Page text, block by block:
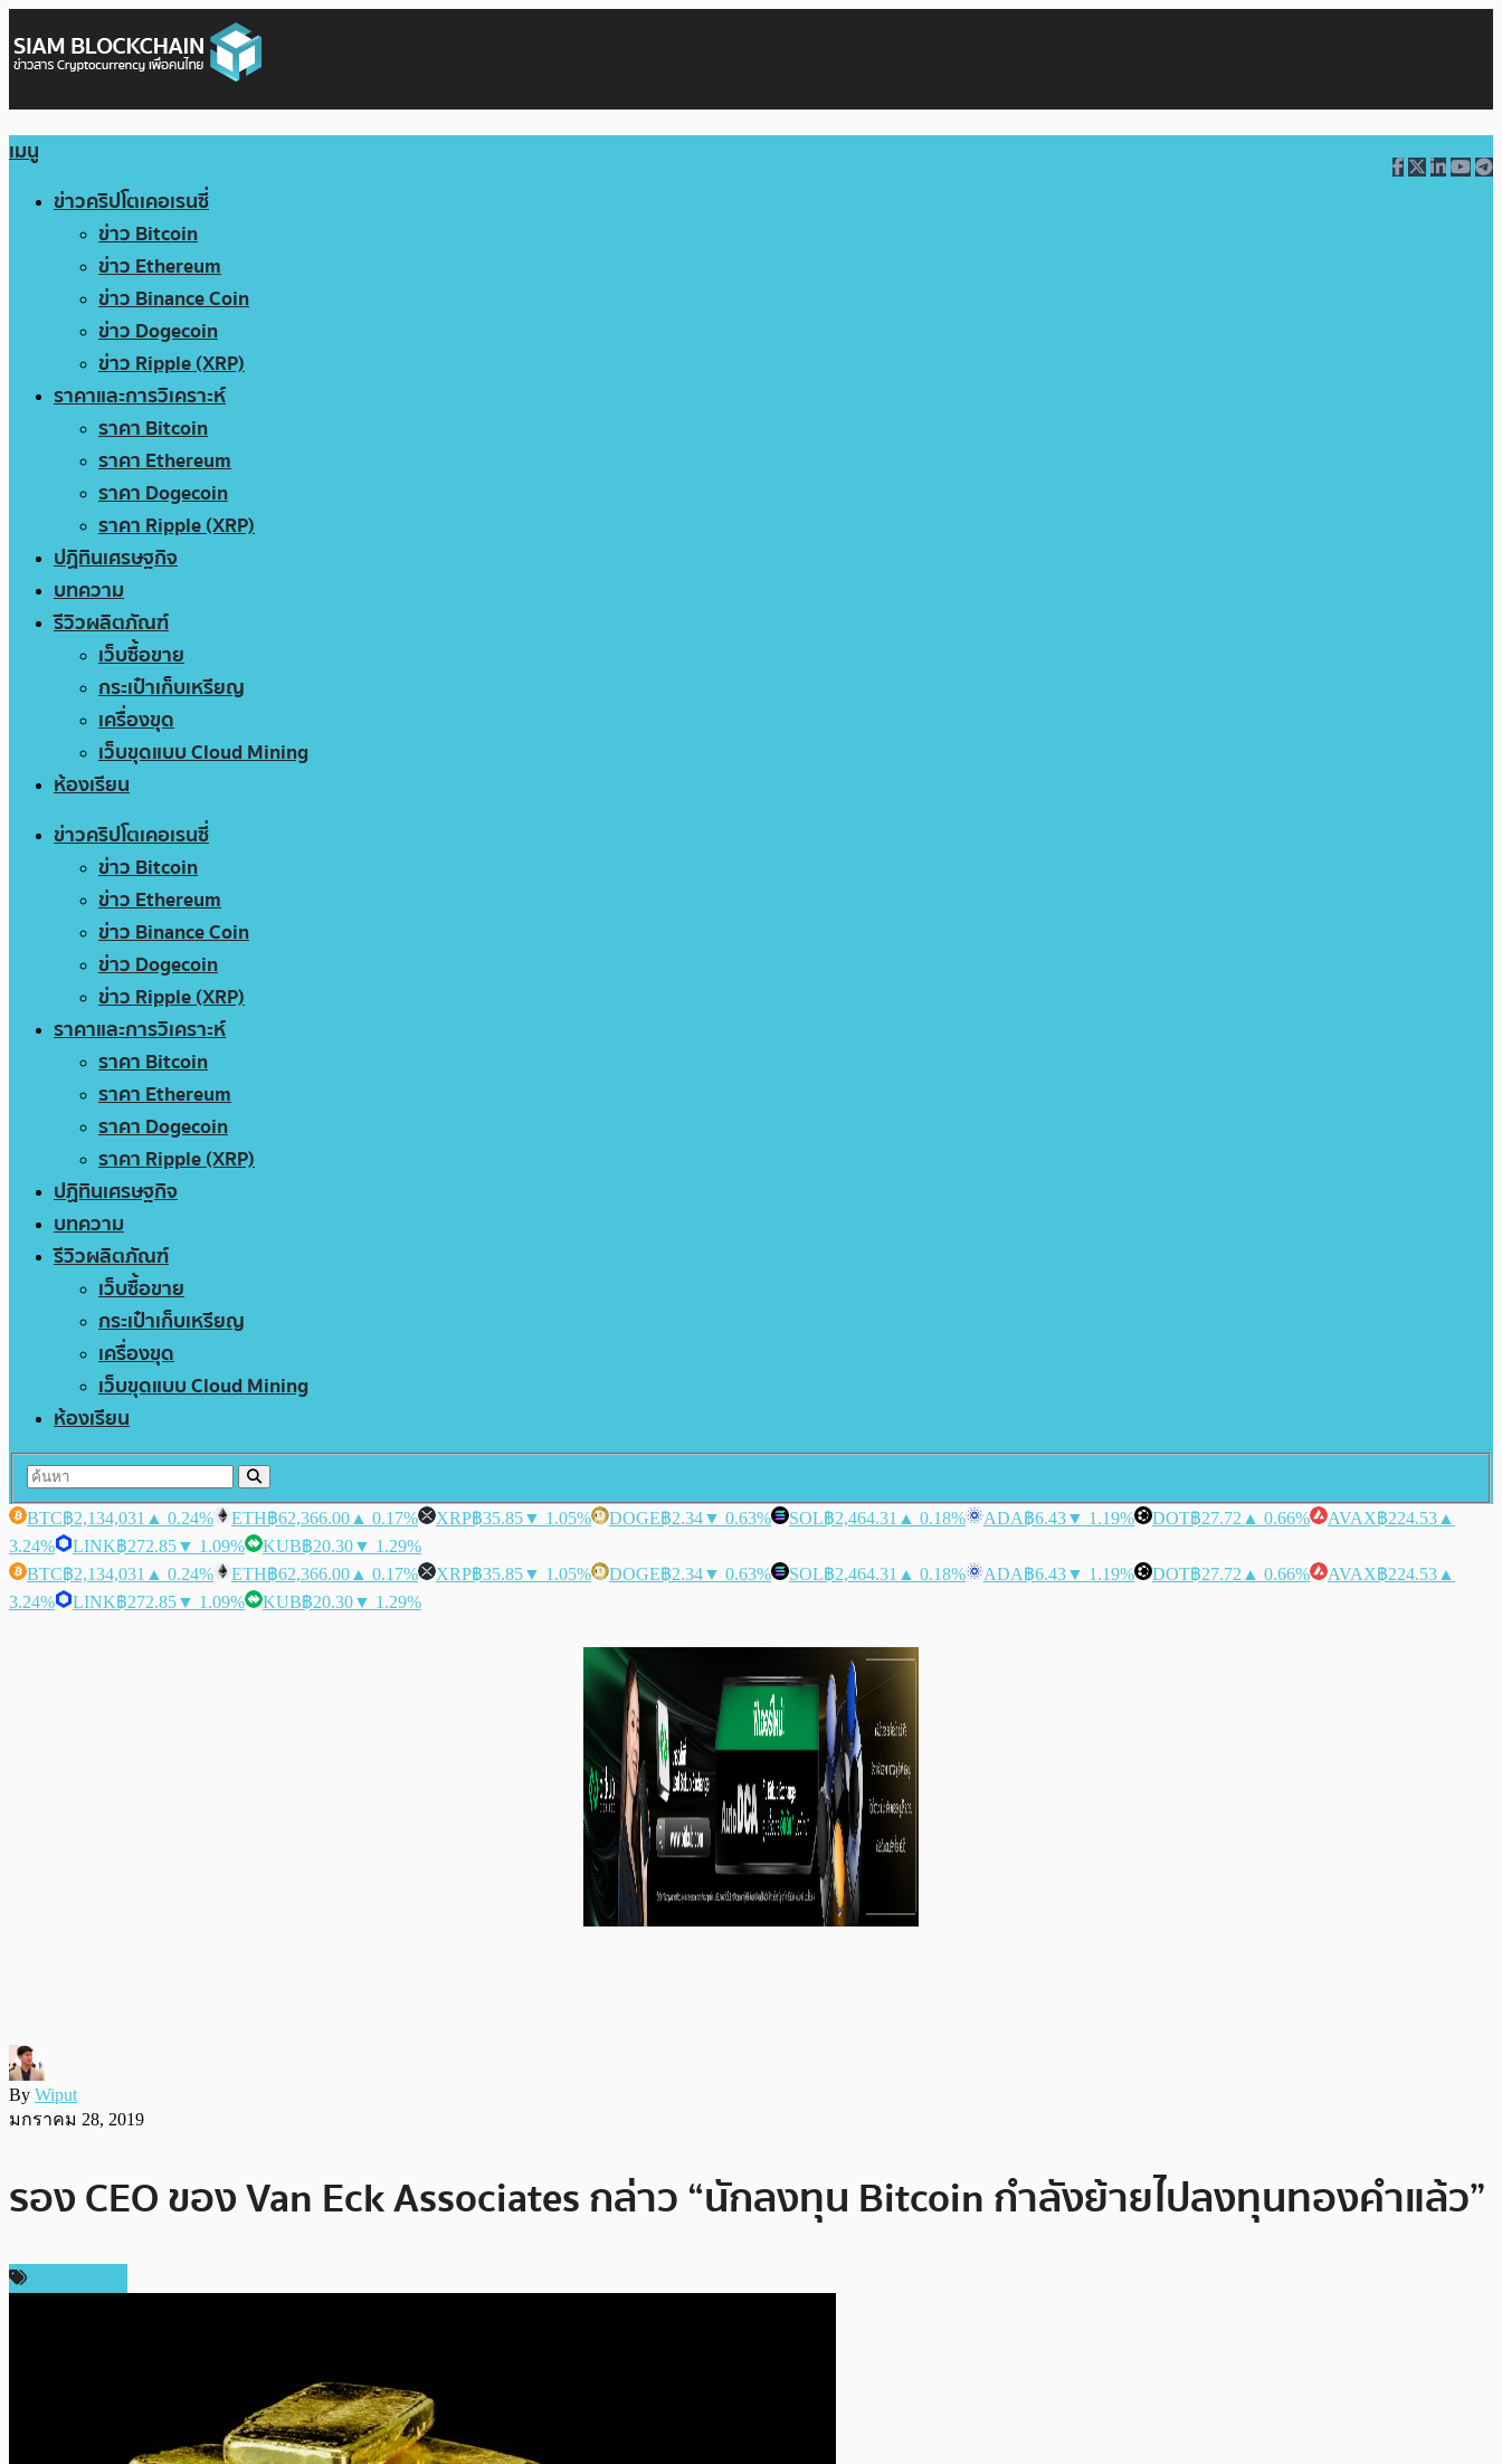
เมนู
ข่าวคริปโตเคอเรนซี่
ข่าว Bitcoin
ข่าว Ethereum
ข่าว Binance Coin
ข่าว Dogecoin
ข่าว Ripple (XRP)
ราคาและการวิเคราะห์
ราคา Bitcoin
ราคา Ethereum
ราคา Dogecoin
ราคา Ripple (XRP)
ปฏิทินเศรษฐกิจ
บทความ
รีวิวผลิตภัณฑ์
เว็บซื้อขาย
กระเป๋าเก็บเหรียญ
เครื่องขุด
เว็บขุดแบบ Cloud Mining
ห้องเรียน
ข่าวคริปโตเคอเรนซี่
ข่าว Bitcoin
ข่าว Ethereum
ข่าว Binance Coin
ข่าว Dogecoin
ข่าว Ripple (XRP)
ราคาและการวิเคราะห์
ราคา Bitcoin
ราคา Ethereum
ราคา Dogecoin
ราคา Ripple (XRP)
ปฏิทินเศรษฐกิจ
บทความ
รีวิวผลิตภัณฑ์
เว็บซื้อขาย
กระเป๋าเก็บเหรียญ
เครื่องขุด
เว็บขุดแบบ Cloud Mining
ห้องเรียน
BTC฿2,134,031 ▲ 0.24% ETH฿62,366.00 ▲ 0.17% XRP฿35.85▼ 1.05% DOGE฿2.34▼ 0.63% SOL฿2,464.31 ▲ 0.18% ADA฿6.43▼ 1.19% DOT฿27.72 ▲ 0.66% AVAX฿224.53 ▲
3.24%
LINK฿272.85▼ 1.09% KUB฿20.30▼ 1.29%
BTC฿2,134,031 ▲ 0.24% ETH฿62,366.00 ▲ 0.17% XRP฿35.85▼ 1.05% DOGE฿2.34▼ 0.63% SOL฿2,464.31 ▲ 0.18% ADA฿6.43▼ 1.19% DOT฿27.72 ▲ 0.66% AVAX฿224.53 ▲
3.24%
LINK฿272.85▼ 1.09% KUB฿20.30▼ 1.29%
By Wiput
มกราคม 28, 2019
รอง CEO ของ Van Eck Associates กล่าว “นักลงทุน Bitcoin กำลังย้ายไปลงทุนทองคำแล้ว”